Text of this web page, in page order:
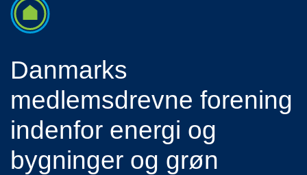
Danmarks
medlemsdrevne forening
indenfor energi og
bygninger og grøn